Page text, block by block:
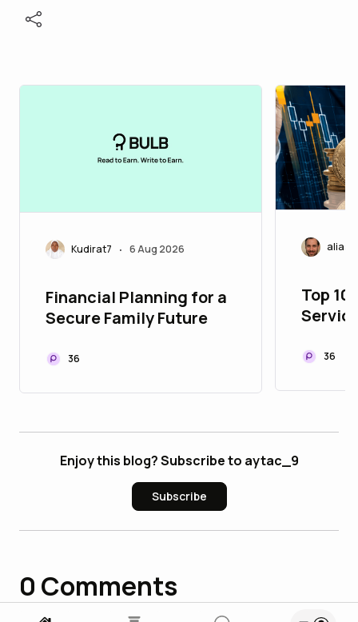
Kudirat7 • 6 Aug 2026
Financial Planning for a
Secure Family Future
36
Top
36
Enjoy this blog? Subscribe to aytac_9
Subscribe
0 Comments